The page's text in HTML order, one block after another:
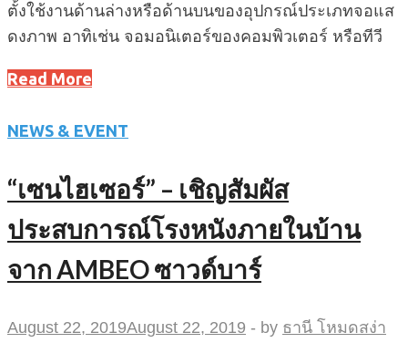
ตั้งใช้งานด้านล่างหรือด้านบนของอุปกรณ์ประเภทจอแส
ดงภาพ อาทิเช่น จอมอนิเตอร์ของคอมพิวเตอร์ หรือทีวี
Read More
NEWS & EVENT
“เซนไฮเซอร์” – เชิญสัมผัส
ประสบการณ์โรงหนังภายในบ้าน
จาก AMBEO ซาวด์บาร์
August 22, 2019August 22, 2019 - by ธานี โหมดสง่า